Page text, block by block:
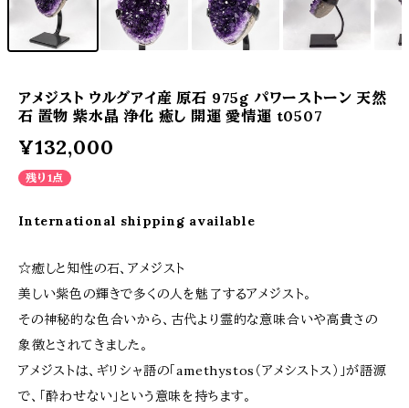
アメジスト ウルグアイ産 原石 975g パワーストーン 天然
石 置物 紫水晶 浄化 癒し 開運 愛情運 t0507
¥132,000
残り1点
International shipping available
☆癒しと知性の石、アメジスト
美しい紫色の輝きで多くの人を魅了するアメジスト。
その神秘的な色合いから、古代より霊的な意味合いや高貴さの
象徴とされてきました。
アメジストは、ギリシャ語の「amethystos（アメシストス）」が語源
で、「酔わせない」という意味を持ちます。